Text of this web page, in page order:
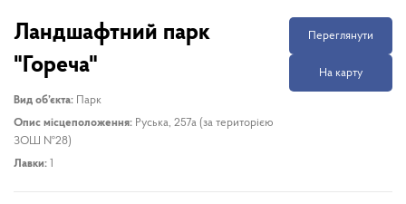
Ландшафтний парк
"Гореча"
Вид об’єкта: Парк
Опис місцеположення: Руська, 257а (за територією
ЗОШ №28)
Лавки: 1
Переглянути
На карту